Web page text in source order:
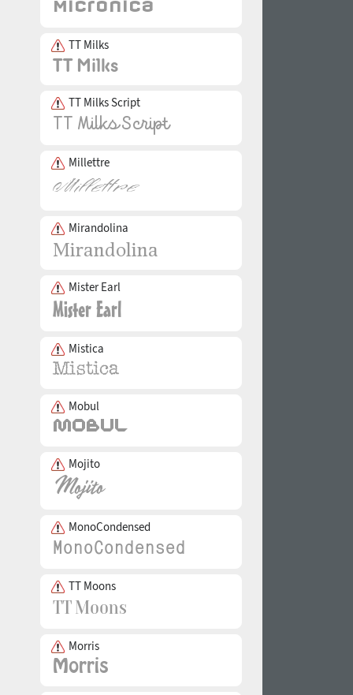
TT Milks
TT Milks Script
Millettre
Mirandolina
Mister Earl
Mistica
Mobul
Mojito
MonoCondensed
TT Moons
Morris